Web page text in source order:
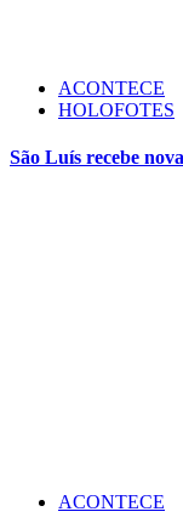
ACONTECE
HOLOFOTES
São Luís recebe
ACONTECE